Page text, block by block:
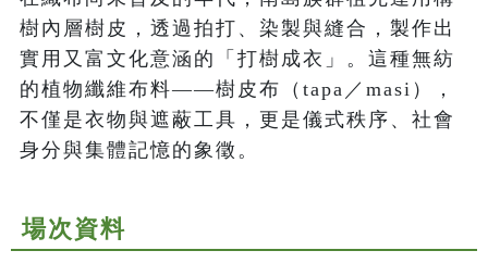
樹內層樹皮，透過拍打、染製與縫合，製作出
實用又富文化意涵的「打樹成衣」。這種無紡
的植物纖維布料——樹皮布（tapa／masi），
不僅是衣物與遮蔽工具，更是儀式秩序、社會
身分與集體記憶的象徵。
場次資料